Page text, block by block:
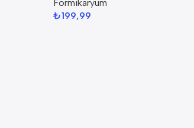
Formikaryum
₺199,99